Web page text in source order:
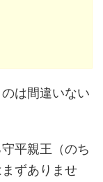
は間違いない
平親王（のち
ずありませ